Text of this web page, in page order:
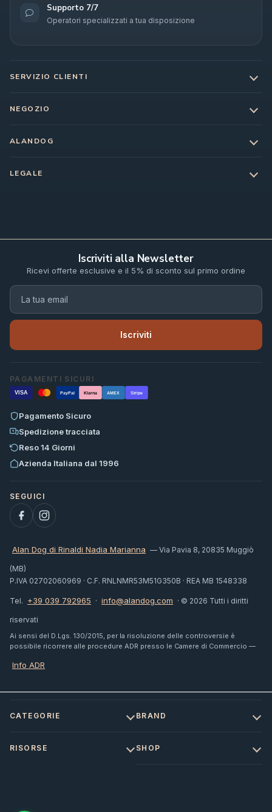
Supporto 7/7
Operatori specializzati a tua disposizione
SERVIZIO CLIENTI
NEGOZIO
ALANDOG
LEGALE
Iscriviti alla Newsletter
Ricevi offerte esclusive e il 5% di sconto sul primo ordine
Iscriviti
PAGAMENTI SICURI
VISA PayPal Klarna AMEX Stripe
Pagamento Sicuro
Spedizione tracciata
Reso 14 Giorni
Azienda Italiana dal 1996
Alan Dog di Rinaldi Nadia Marianna — Via Pavia 8, 20835 Muggiò
(MB)
P.IVA 02702060969 · C.F. RNLNMR53M51G350B · REA MB 1548338
Tel. +39 039 792965 · info@alandog.com · © 2026 Tutti i diritti
riservati
Ai sensi del D.Lgs. 130/2015, per la risoluzione delle controversie è
possibile ricorrere alle procedure ADR presso le Camere di Commercio —
Info ADR
CATEGORIE BRAND
RISORSE SHOP